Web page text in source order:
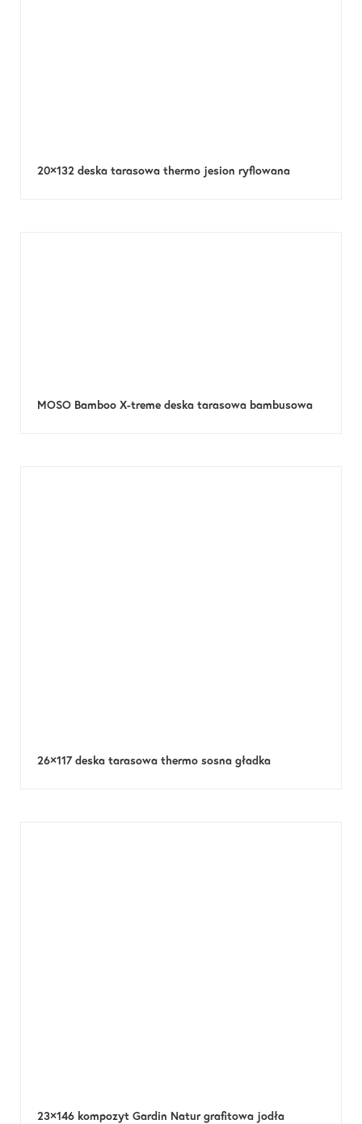
20×132 deska tarasowa thermo jesion ryflowana
MOSO Bamboo X-treme deska tarasowa bambusowa
26×117 deska tarasowa thermo sosna gładka
23×146 kompozyt Gardin Natur grafitowa jodła